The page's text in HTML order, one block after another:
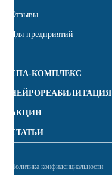
Отзывы
Для предприятий
СПА-КОМПЛЕКС
НЕЙРОРЕАБИЛИТАЦИЯ
АКЦИИ
СТАТЬИ
Политика конфиденциальности